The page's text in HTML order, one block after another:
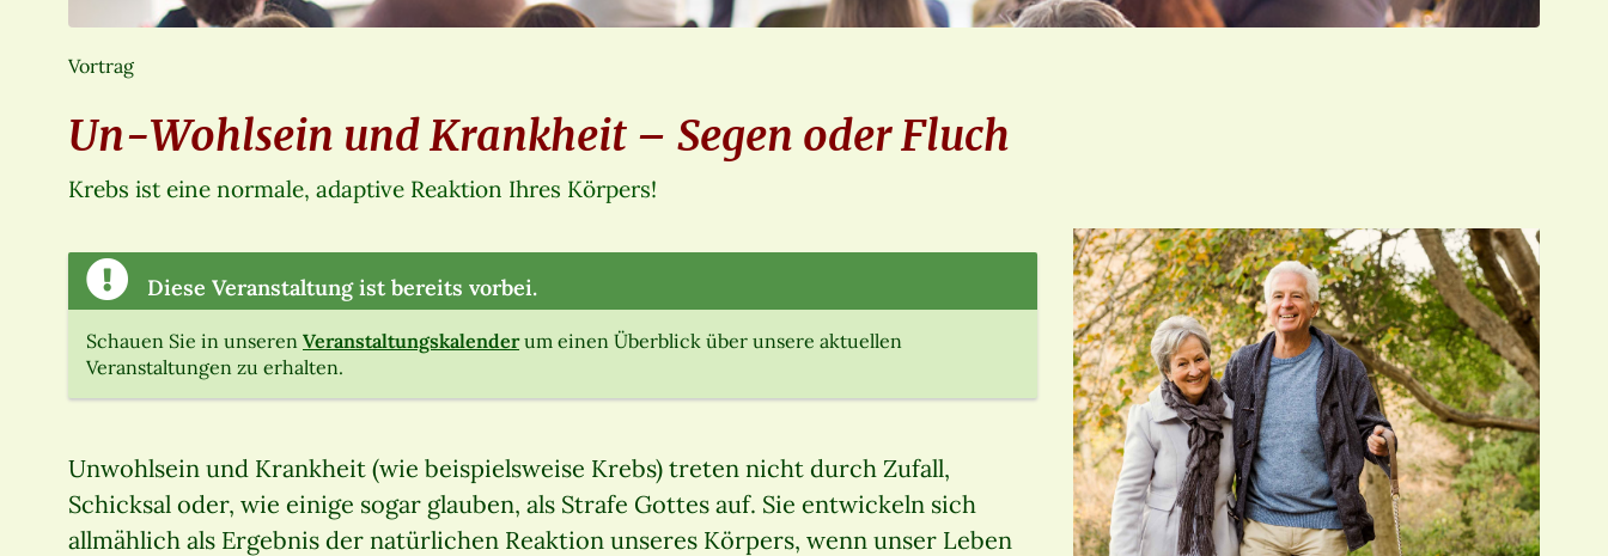
Vortrag
Un-Wohlsein und Krankheit – Segen oder Fluch
Krebs ist eine normale, adaptive Reaktion Ihres Körpers!
Diese Veranstaltung ist bereits vorbei.
Schauen Sie in unseren Veranstaltungskalenderum einen Überblick über unsere aktuellen
Veranstaltungen zu erhalten.
Unwohlsein und Krankheit (wie beispielsweise Krebs) treten nicht durch Zufall,
Schicksal oder, wie einige sogar glauben, als Strafe Gottes auf. Sie entwickeln sich
allmählich als Ergebnis der natürlichen Reaktion unseres Körpers, wenn unser Leben